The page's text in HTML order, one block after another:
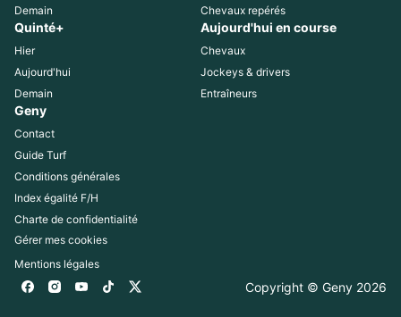
Demain
Chevaux repérés
Quinté+
Hier
Aujourd'hui
Demain
Aujourd'hui en course
Chevaux
Jockeys & drivers
Entraîneurs
Geny
Contact
Guide Turf
Conditions générales
Index égalité F/H
Charte de confidentialité
Gérer mes cookies
Mentions légales
Copyright © Geny 2026